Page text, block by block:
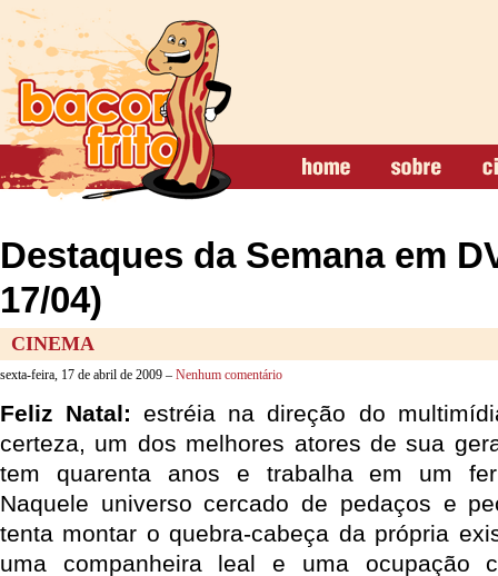
Destaques da Semana em
17/04)
CINEMA
sexta-feira, 17 de abril de 2009 – Nenhum comentário
Feliz Natal:estréia na direção do
certeza, um dos melhores atores de sua
tem quarenta anos e trabalha em um
Naquele universo cercado de pedaços e
tenta montar o quebra-cabeça da própria
uma companheira leal e uma ocupação